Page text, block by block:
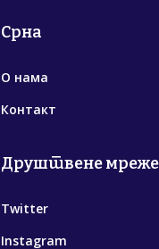
Срна
О нама
Контакт
Друштвене мреже
Twitter
Instagram